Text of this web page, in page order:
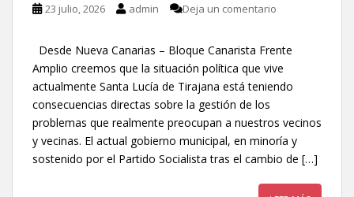
23 julio, 2026 admin Deja un comentario
Desde Nueva Canarias – Bloque Canarista Frente
Amplio creemos que la situación política que vive
actualmente Santa Lucía de Tirajana está teniendo
consecuencias directas sobre la gestión de los
problemas que realmente preocupan a nuestros vecinos
y vecinas. El actual gobierno municipal, en minoría y
sostenido por el Partido Socialista tras el cambio de […]